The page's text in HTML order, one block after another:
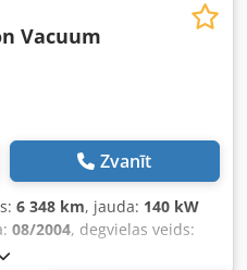
Vacuum
Zvanīt
6 348 km, jauda: 140 kW
08/2004, degvielas veids: